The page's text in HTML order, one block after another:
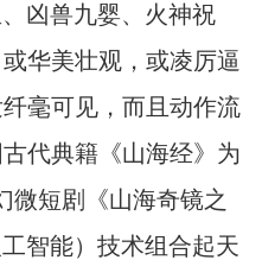
凶兽九婴、火神祝
华美壮观，或凌厉逼
毫可见，而且动作流
代典籍《山海经》为
微短剧《山海奇镜之
智能）技术组合起天